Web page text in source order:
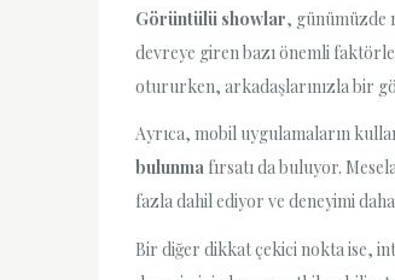
Görüntülü showlar, günümüzde
devreye giren bazı önemli
otururken, arkadaşlarınızla bir
Ayrıca, mobil uygulamaların
bulunma fırsatı da buluyor.
fazla dahil ediyor ve deneyimi
Bir diğer dikkat çekici nokta ise,